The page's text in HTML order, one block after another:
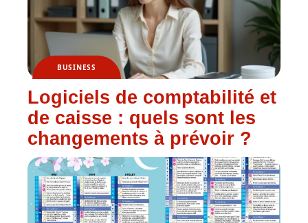
BUSINESS
Logiciels de comptabilité et
de caisse : quels sont les
changements à prévoir ?